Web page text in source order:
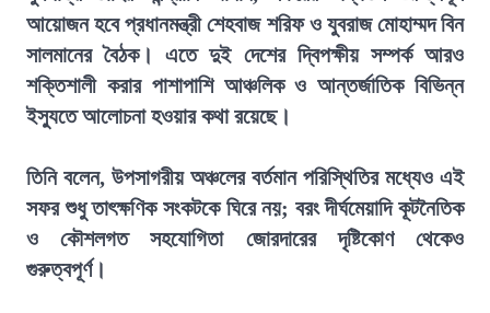
আয়োজন হবে প্রধানমন্ত্রী শেহবাজ শরিফ ও যুবরাজ মোহাম্মদ বিন
সালমানের বৈঠক। এতে দুই দেশের দ্বিপক্ষীয় সম্পর্ক আরও
শক্তিশালী করার পাশাপাশি আঞ্চলিক ও আন্তর্জাতিক বিভিন্ন
ইস্যুতে আলোচনা হওয়ার কথা রয়েছে।
তিনি বলেন, উপসাগরীয় অঞ্চলের বর্তমান পরিস্থিতির মধ্যেও এই
সফর শুধু তাৎক্ষণিক সংকটকে ঘিরে নয়; বরং দীর্ঘমেয়াদি কূটনৈতিক
ও কৌশলগত সহযোগিতা জোরদারের দৃষ্টিকোণ থেকেও
গুরুত্বপূর্ণ।